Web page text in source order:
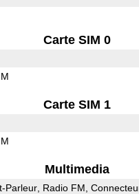
Carte SIM 0
Carte SIM 1
Multimedia
Parleur Radio FM